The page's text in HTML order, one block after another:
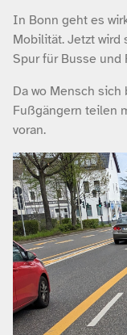
In Bonn geht es
Mobilität. Jetzt wird
Spur für Busse und
Da wo Mensch
Fußgängern teilen
voran.